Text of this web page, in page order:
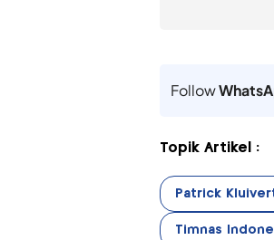
Follow
Topik Artikel :
Patrick
Timnas